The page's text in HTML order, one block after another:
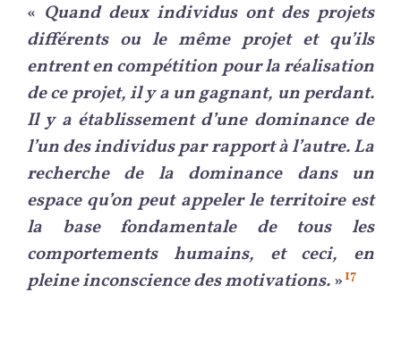
« Quand deux individus ont des projets
différents ou le même projet et qu’ils
entrent en compétition pour la réalisation
de ce projet, il y a un gagnant, un perdant.
Il y a établissement d’une dominance de
l’un des individus par rapport à l’autre. La
recherche de la dominance dans un
espace qu’on peut appeler le territoire est
la base fondamentale de tous les
comportements humains, et ceci, en
pleine inconscience des motivations.»17